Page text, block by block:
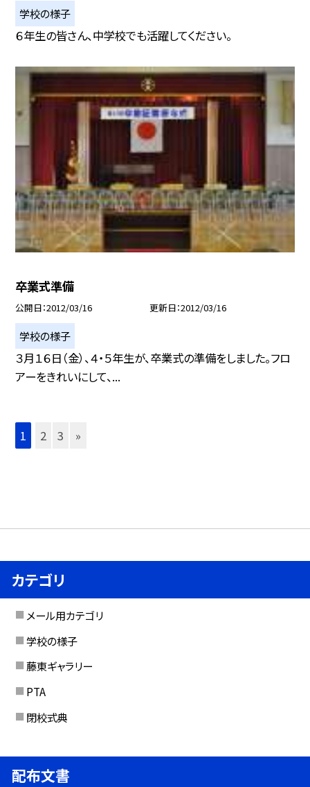
学校の様子
６年生の皆さん、中学校でも活躍してください。
卒業式準備
公開日 2012/03/16 更新日 2012/03/16
学校の様子
３月１６日（金）、４・５年生が、卒業式の準備をしました。フロ
アーをきれいにして、...
1 2 3 »
カテゴリ
メール用カテゴリ
学校の様子
藤東ギャラリー
PTA
閉校式典
配布文書